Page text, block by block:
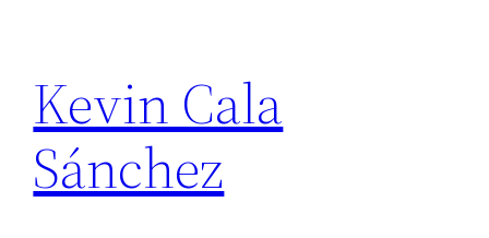
content
Kevin Cala
Sánchez